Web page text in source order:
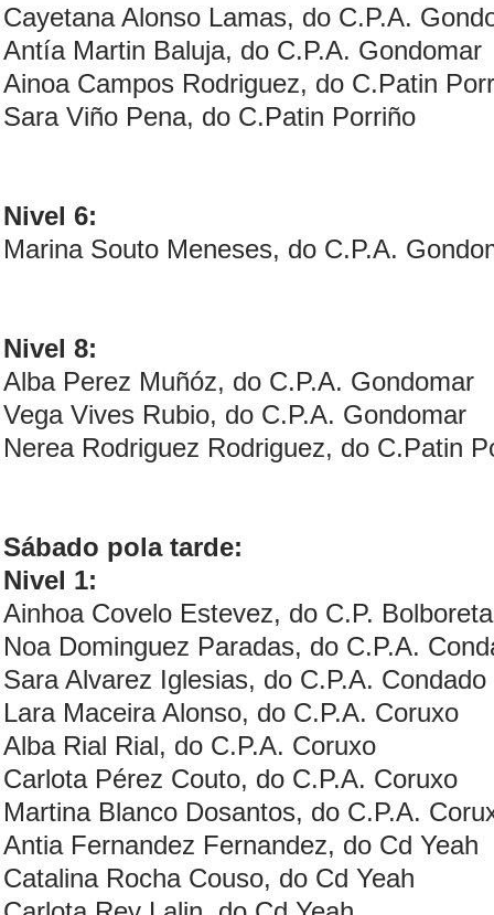
Cayetana Alonso Lamas, do C.P.A.
Antía Martin Baluja, do C.P.A. Gondomar
Ainoa Campos Rodriguez, do C.Patin
Sara Viño Pena, do C.Patin Porriño
Nivel 6:
Marina Souto Meneses, do C.P.A.
Nivel 8:
Alba Perez Muñóz, do C.P.A. Gondomar
Vega Vives Rubio, do C.P.A. Gondomar
Nerea Rodriguez Rodriguez, do C.Patin
Sábado pola tarde:
Nivel 1:
Ainhoa Covelo Estevez, do C.P.
Noa Dominguez Paradas, do C.P.A.
Sara Alvarez Iglesias, do C.P.A. Condado
Lara Maceira Alonso, do C.P.A. Coruxo
Alba Rial Rial, do C.P.A. Coruxo
Carlota Pérez Couto, do C.P.A. Coruxo
Martina Blanco Dosantos, do C.P.A.
Antia Fernandez Fernandez, do Cd Yeah
Catalina Rocha Couso, do Cd Yeah